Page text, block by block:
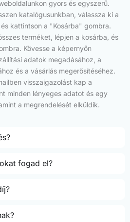
gyors és egyszerű.
katalógusunkban, válassza ki a
kattintson a "Kosárba" gombra.
terméket, lépjen a kosárba, és
Kövesse a képernyőn
adatok megadásához, a
és a vásárlás megerősítéséhez.
visszaigazolást kap a
minden lényeges adatot és egy
a megrendelését elküldik.
fogad el?